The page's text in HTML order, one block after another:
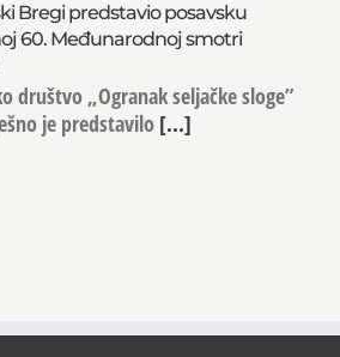
Bregi predstavio posavsku
60. Međunarodnoj smotri
društvo „Ogranak seljačke sloge”
je predstavilo [...]